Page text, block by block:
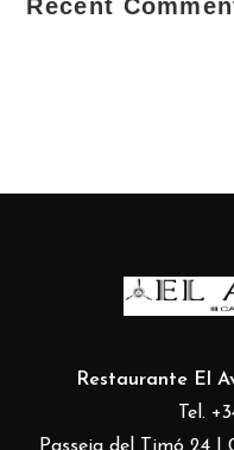
Recent
Restaurante El
Tel.